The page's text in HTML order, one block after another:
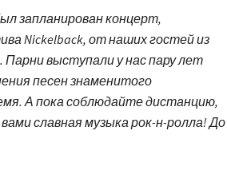
запланирован концерт,
Nickelback, от наших гостей из
выступали у нас пару лет
песен знаменитого
А пока соблюдайте дистанцию,
славная музыка рок-н-ролла! До